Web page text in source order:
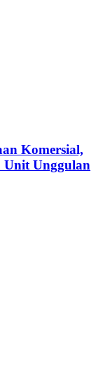
Komersial,
Unit Unggulan